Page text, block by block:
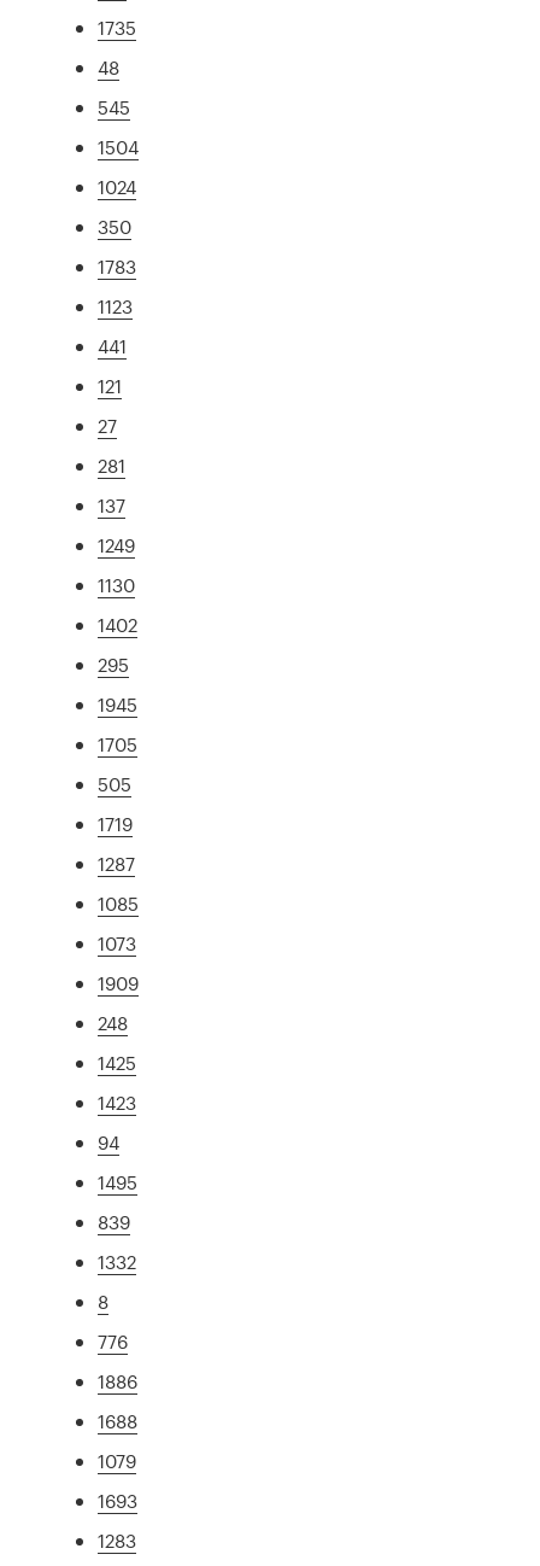
1735
48
545
1504
1024
350
1783
1123
441
121
27
281
137
1249
1130
1402
295
1945
1705
505
1719
1287
1085
1073
1909
248
1425
1423
94
1495
839
1332
8
776
1886
1688
1079
1693
1283